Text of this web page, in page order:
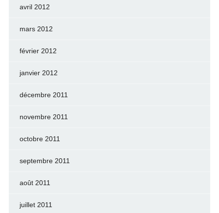
avril 2012
mars 2012
février 2012
janvier 2012
décembre 2011
novembre 2011
octobre 2011
septembre 2011
août 2011
juillet 2011